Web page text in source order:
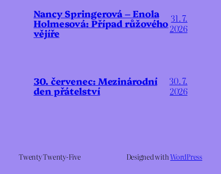
Nancy Springerová – Enola
Holmesová: Případ růžového
vějíře
31. 7.
2026
30. červenec: Mezinárodní
den přátelství
30. 7.
2026
Twenty Twenty-Five Designed withWordPress